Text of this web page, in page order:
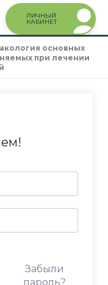
ЛИЧНЫЙ
КАБИНЕТ
основных
при лечении
Забыли
пароль?